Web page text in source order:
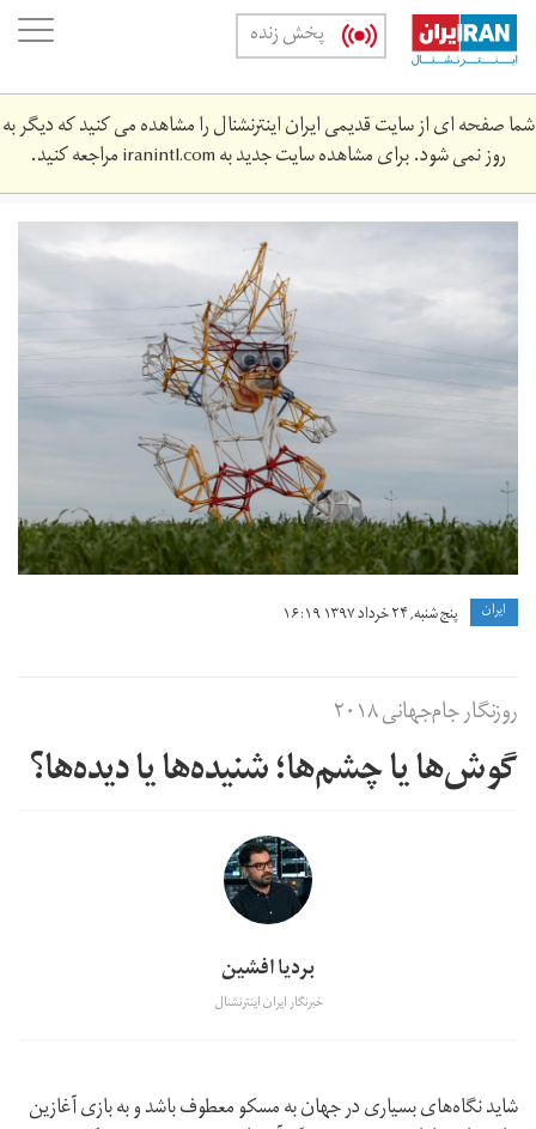
Skip
main
content
پخش زنده
شما صفحه ای از سایت قدیمی ایران اینترنشنال را مشاهده می کنید که دیگر به
روز نمی شود. برای مشاهده سایت جدید بهiranintl.comمراجعه کنید.
2018-
06-
worldcup-
mascot.jpg
ايران پنج شنبه, ۲۴ خرداد ۱۳۹۷ ۱۶:۱۹
روزنگار جام‌جهانی ۲۰۱۸
گوش‌ها یا چشم‌ها؛ شنیده‌ها یا دیده‌ها؟
بردیا افشین
خبرنگار ایران اینترنشنال
شاید نگاه‌های بسیاری در جهان به مسکو معطوف باشد و به بازی آغازین